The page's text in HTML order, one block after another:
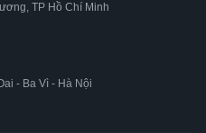
TP Hồ Chí Minh
- Ba Vì - Hà Nội